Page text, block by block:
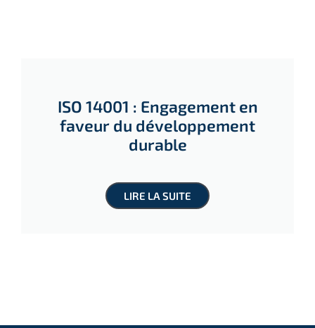
ISO 14001 : Engagement en
faveur du développement
durable
LIRE LA SUITE